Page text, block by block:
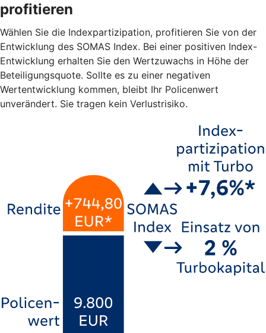
profitieren
Wählen Sie die Indexpartizipation, profitieren Sie von der
Entwicklung des SOMAS Index. Bei einer positiven Index-
Entwicklung erhalten Sie den Wertzuwachs in Höhe der
Beteiligungsquote. Sollte es zu einer negativen
Wertentwicklung kommen, bleibt Ihr Policenwert
unverändert. Sie tragen kein Verlustrisiko.